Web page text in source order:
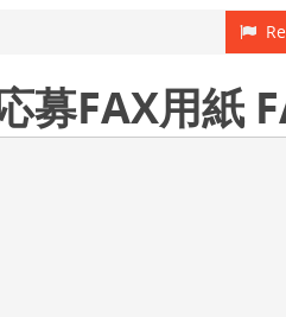
募FAX用紙